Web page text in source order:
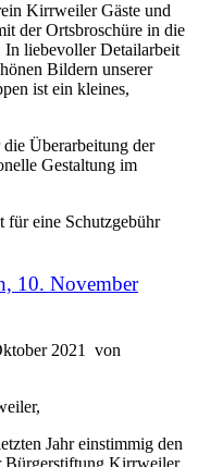
Kirrweiler Gäste und
der Ortsbroschüre in die
In liebevoller Detailarbeit
Bildern unserer
ist ein kleines,
Überarbeitung der
Gestaltung im
für eine Schutzgebühr
10. November
2021
von
Jahr einstimmig den
Bürgerstiftung Kirrweiler